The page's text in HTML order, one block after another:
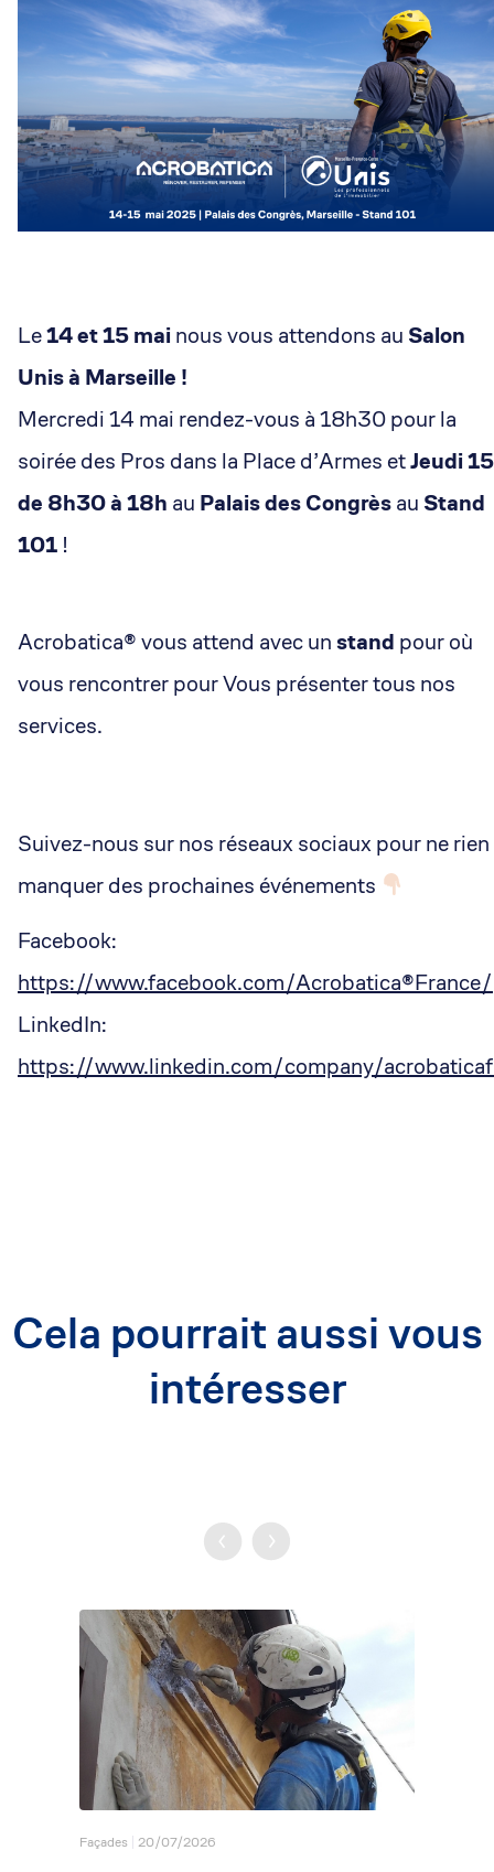
Le14 et 15 mai nous vous attendons au Salon
Unis à Marseille !
Mercredi 14 mai rendez-vous à 18h30 pour la
soirée des Pros dans la Place d’Armes etJeudi 15
de 8h30 à 18h au Palais des Congrès au Stand
101 !
Acrobatica® vous attend avec un stand pour où
vous rencontrer pour Vous présenter tous nos
services.
Suivez-nous sur nos réseaux sociaux pour ne rien
manquer des prochaines événements
Facebook:
https://www.facebook.com/Acrobatica®France/
LinkedIn:
https://www.linkedin.com/company/
Cela pourrait aussi vous
intéresser
Façades 20/07/2026